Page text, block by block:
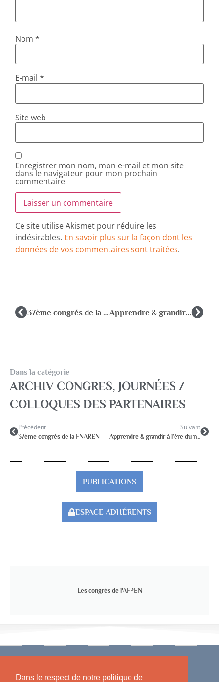
Dans le respect de notre politique de
Nom*
E-mail*
Site web
Enregistrer mon nom, mon e-mail et mon site
dans le navigateur pour mon prochain
commentaire.
Ce site utilise Akismet pour réduire les
indésirables. En savoir plus sur la façon dont les
données de vos commentaires sont traitées.
37ème congrés de la FNAREN Apprendre & grandir à l’ère du numérique – 26-28 juin 2024 – POITIERS
Dans la catégorie
ARCHIV CONGRES, JOURNÉES /
COLLOQUES DES PARTENAIRES
Précédent
37ème congrés de la FNAREN
Suivant
Apprendre & grandir à l’ère du numérique – 26-28 juin 2024 – POITIERS
PUBLICATIONS
ESPACE ADHÉRENTS
Les congrès de l'AFPEN